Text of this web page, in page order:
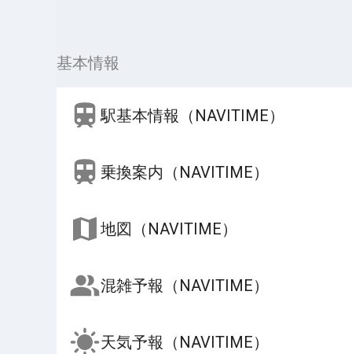
基本情報
駅基本情報（NAVITIME）
乗換案内（NAVITIME）
地図（NAVITIME）
混雑予報（NAVITIME）
天気予報（NAVITIME）